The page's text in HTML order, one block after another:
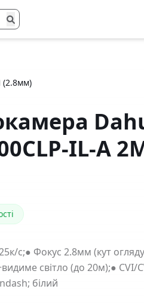
(2.8мм)
IL-A
с;● Фокус 2.8мм (кут
світло (до 20м);● CVI/
білий